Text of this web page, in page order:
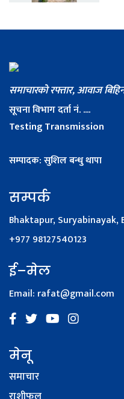
समाचारको रफ्तार, आवाज
सूचना विभाग दर्ता नं. ....
Testing Transmission
सम्पादक: सुशिल बन्धु थापा
सम्पर्क
Bhaktapur, Suryabinayak,
+977 98127540123
ई–मेल
Email: rafat@gmail.com
मेनू
समाचार